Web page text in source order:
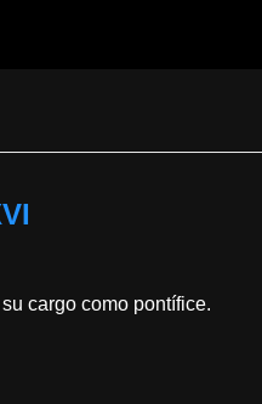
cargo como pontífice.